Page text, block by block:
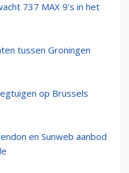
737 MAX 9's in het
tussen Groningen
op Brussels
en Sunweb aanbod